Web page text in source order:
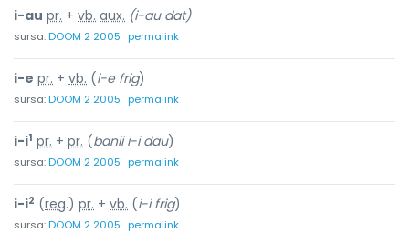
i-au pr. + vb. aux. (i-au dat)
sursa:DOOM 2 2005 permalink
i-e pr. + vb. (i-e frig)
sursa:DOOM 2 2005 permalink
i-i1 pr. + pr. (banii i-i dau)
sursa:DOOM 2 2005 permalink
i-i2 (reg.) pr. + vb. (i-i frig)
sursa:DOOM 2 2005 permalink